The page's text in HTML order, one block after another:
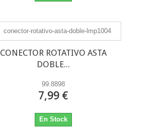
CONECTOR ROTATIVO ASTA
DOBLE...
99.8898
7,99 €
En Stock